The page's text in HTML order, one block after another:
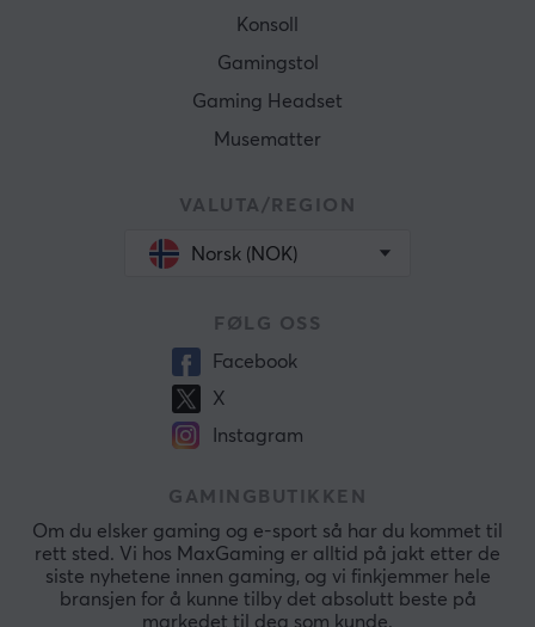
Konsoll
Gamingstol
Gaming Headset
Musematter
VALUTA/REGION
Norsk (NOK)
FØLG OSS
Facebook
X
Instagram
GAMINGBUTIKKEN
Om du elsker gaming og e-sport så har du kommet til
rett sted. Vi hos MaxGaming er alltid på jakt etter de
siste nyhetene innen gaming, og vi finkjemmer hele
bransjen for å kunne tilby det absolutt beste på
markedet til deg som kunde.